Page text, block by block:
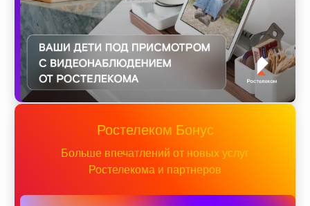
Ростелеком Бонус
Больше впечатлений от новых услуг
Ростелекома и партнеров